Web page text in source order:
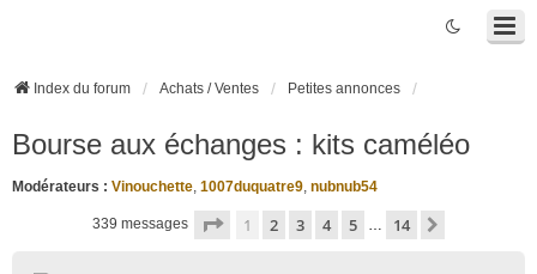
Index du forum Achats / Ventes Petites annonces
Bourse aux échanges : kits caméléo
Modérateurs : Vinouchette, 1007duquatre9, nubnub54
339 messages Page 1sur14
1 2 3 4 5 … 14